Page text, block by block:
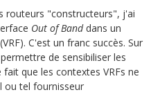
routeurs "constructeurs", j'ai
Out of Banddans un
C'est un franc succès. Sur
de sensibiliser les
que les contextes VRFs ne
ou tel fournisseur